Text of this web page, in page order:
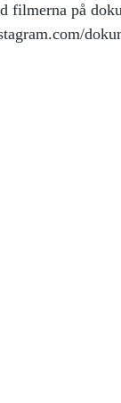
filmerna på